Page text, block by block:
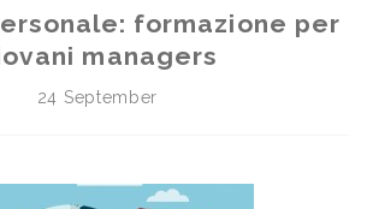
formazione per
managers
24 September